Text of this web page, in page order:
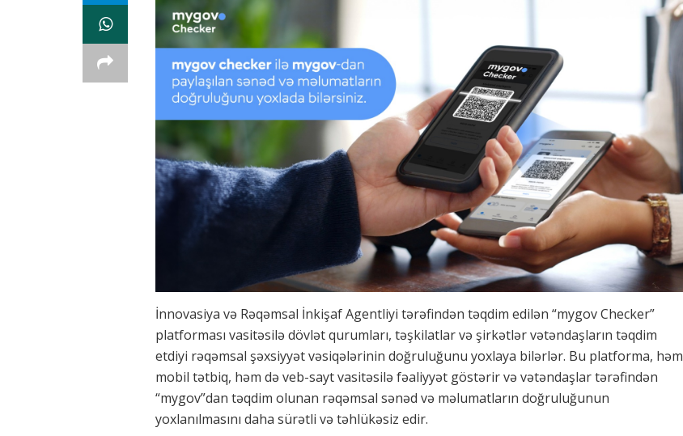
İnnovasiya və Rəqəmsal İnkişaf Agentliyi tərəfindən təqdim edilən “mygov Checker”
platforması vasitəsilə dövlət qurumları, təşkilatlar və şirkətlər vətəndaşların təqdim
etdiyi rəqəmsal şəxsiyyət vəsiqələrinin doğruluğunu yoxlaya bilərlər. Bu platforma, həm
mobil tətbiq, həm də veb-sayt vasitəsilə fəaliyyət göstərir və vətəndaşlar tərəfindən
“mygov”dan təqdim olunan rəqəmsal sənəd və məlumatların doğruluğunun
yoxlanılmasını daha sürətli və təhlükəsiz edir.